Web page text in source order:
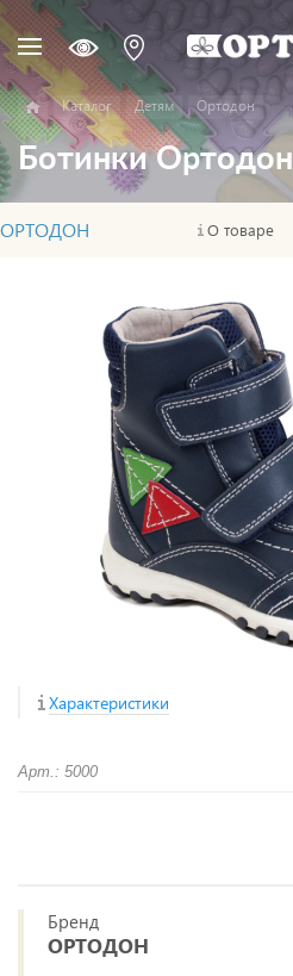
Каталог Детям Ортодон
Ботинки Ортодон
ОРТОДОН О товаре
Характеристики
Арт.: 5000
Бренд
ОРТОДОН